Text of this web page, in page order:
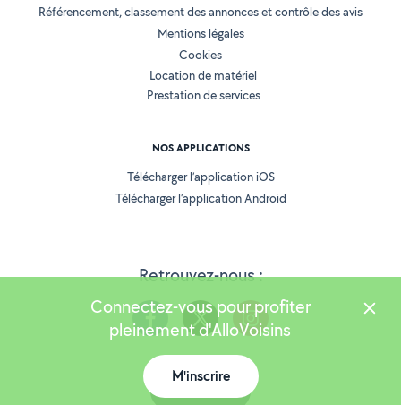
Retrouvez-nous :
Référencement, classement des annonces et contrôle des avis
Mentions légales
Cookies
Location de matériel
Prestation de services
NOS APPLICATIONS
Télécharger l’application iOS
Télécharger l’application Android
Version 25.5.3
Connectez-vous pour profiter
pleinement d'AlloVoisins
M'inscrire